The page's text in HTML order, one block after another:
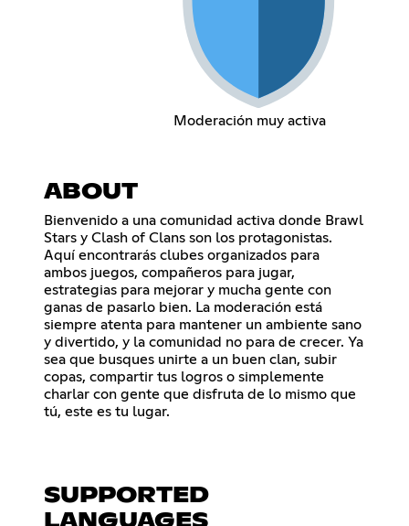
Moderación muy activa
ABOUT
Bienvenido a una comunidad activa donde Brawl
Stars y Clash of Clans son los protagonistas.
Aquí encontrarás clubes organizados para
ambos juegos, compañeros para jugar,
estrategias para mejorar y mucha gente con
ganas de pasarlo bien. La moderación está
siempre atenta para mantener un ambiente sano
y divertido, y la comunidad no para de crecer. Ya
sea que busques unirte a un buen clan, subir
copas, compartir tus logros o simplemente
charlar con gente que disfruta de lo mismo que
tú, este es tu lugar.
SUPPORTED
LANGUAGES